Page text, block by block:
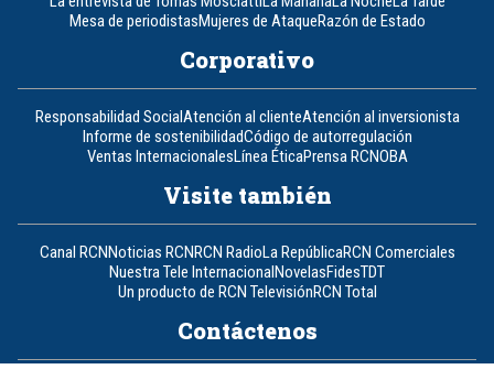
Mesa de periodistasMujeres de AtaqueRazón de Estado
Corporativo
Responsabilidad SocialAtención al clienteAtención al inversionista
Informe de sostenibilidadCódigo de autorregulación
Ventas InternacionalesLínea ÉticaPrensa RCNOBA
Visite también
Canal RCNNoticias RCNRCN RadioLa RepúblicaRCN Comerciales
Nuestra Tele InternacionalNovelasFidesTDT
Un producto de RCN TelevisiónRCN Total
Contáctenos